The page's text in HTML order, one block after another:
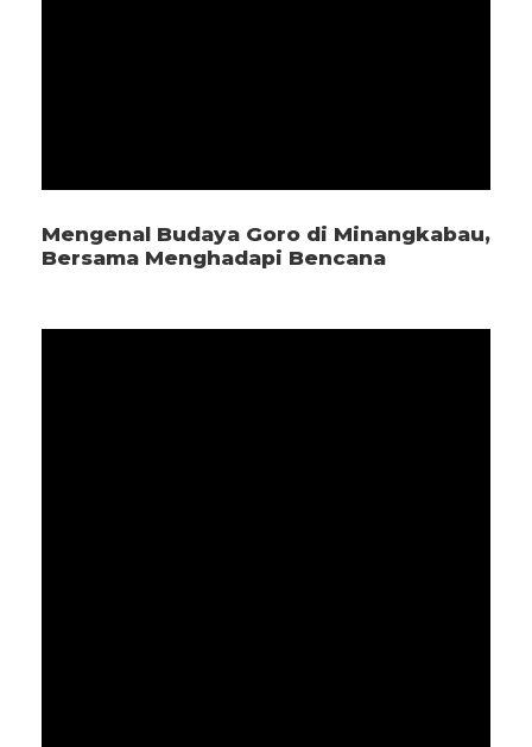
Mengenal Budaya Goro di Minangkabau,
Bersama Menghadapi Bencana